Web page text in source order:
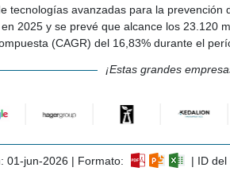
tecnologías avanzadas para la
2025 y se prevé que alcance los 23.120
(CAGR) del 16,83% durante el
¡Estas grandes
01-jun-2026 | Formato: | ID del